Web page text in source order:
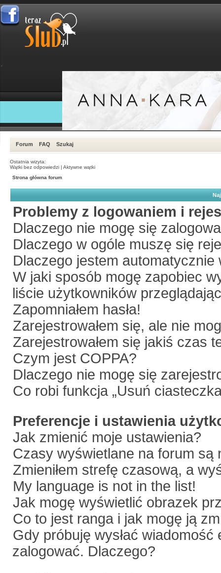
Forum FAQ Szukaj
Ostatnia wizyta:
Wątki bez odpowiedzi | Aktywne wątki
Strona główna forum
Problemy z logowaniem i
Dlaczego nie mogę się
Dlaczego w ogóle muszę się
Dlaczego jestem automatycznie
W jaki sposób mogę zapobiec
liście użytkowników
Zapomniałem hasła!
Zarejestrowałem się, ale nie
Zarejestrowałem się jakiś czas
Czym jest COPPA?
Dlaczego nie mogę się
Co robi funkcja „Usuń
Preferencje i ustawienia
Jak zmienić moje ustawienia?
Czasy wyświetlane na forum są
Zmieniłem strefę czasową, a
My language is not in the list!
Jak mogę wyświetlić obrazek
Co to jest ranga i jak mogę ją
Gdy próbuję wysłać
zalogować. Dlaczego?